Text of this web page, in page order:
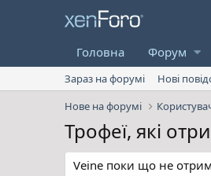
Головна Форум
Зараз на форумі Нові
Нове на форумі
Трофеї, які
Veine поки що не